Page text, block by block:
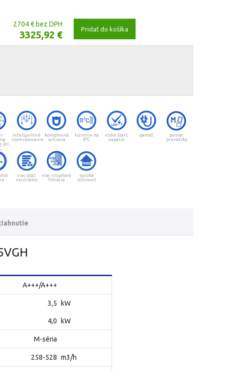
2704 € bez DPH
3325,92 €
Pridať do košíka
pri
inteligentné
rozmrazovanie
komplexná
ochrana
kúrenie na
8°C
nízke štart.
napätie
pamäť
pamäť
prevádzky
viac otáč.
ventilátor
viac-stupňová
filtrácia
vysoká
účinnosť
A+++/A+++
3,5 kW
4,0 kW
M-séria
258-528 m3/h